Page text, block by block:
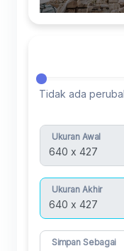
Tidak ada
Ukuran Awal
Ukuran Akhir
Simpan Sebagai